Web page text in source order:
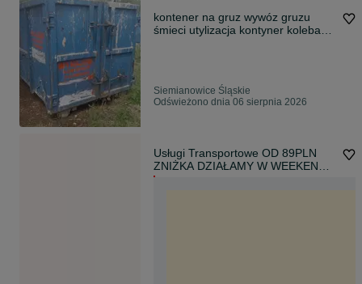
kontener na gruz wywóz gruzu
śmieci utylizacja kontyner koleba
Siemianowice Śląskie
Odświeżono dnia 06 sierpnia 2026
Usługi Transportowe OD 89PLN
ZNIŻKA DZIAŁAMY W WEEKEND
Siemianowice +30km